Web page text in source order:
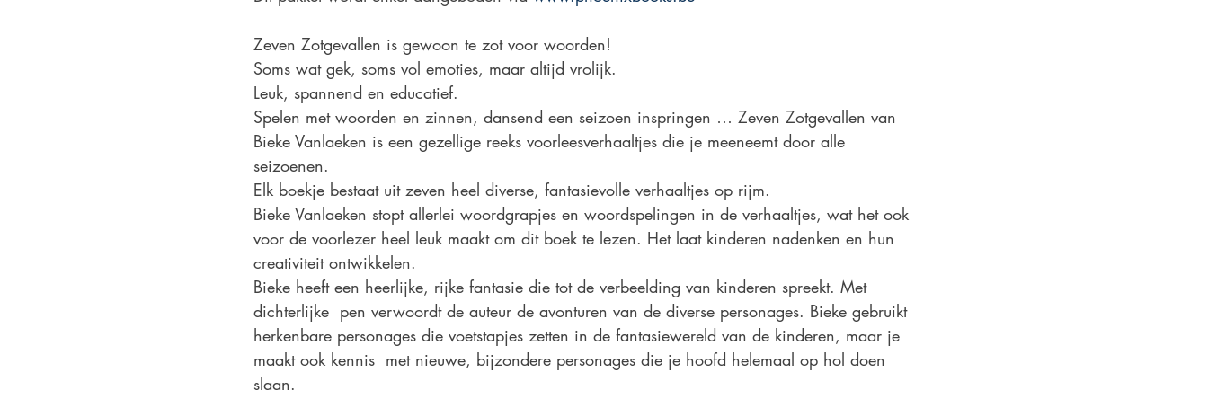
Zeven Zotgevallen is gewoon te zot voor woorden!
Soms wat gek, soms vol emoties, maar altijd vrolijk.
Leuk, spannend en educatief.
Spelen met woorden en zinnen, dansend een seizoen inspringen … Zeven Zotgevallen van
Bieke Vanlaeken is een gezellige reeks voorleesverhaaltjes die je meeneemt door alle
seizoenen.
Elk boekje bestaat uit zeven heel diverse, fantasievolle verhaaltjes op rijm.
Bieke Vanlaeken stopt allerlei woordgrapjes en woordspelingen in de verhaaltjes, wat het ook
voor de voorlezer heel leuk maakt om dit boek te lezen. Het laat kinderen nadenken en hun
creativiteit ontwikkelen.
Bieke heeft een heerlijke, rijke fantasie die tot de verbeelding van kinderen spreekt. Met
dichterlijke  pen verwoordt de auteur de avonturen van de diverse personages. Bieke gebruikt
herkenbare personages die voetstapjes zetten in de fantasiewereld van de kinderen, maar je
maakt ook kennis  met nieuwe, bijzondere personages die je hoofd helemaal op hol doen
slaan.